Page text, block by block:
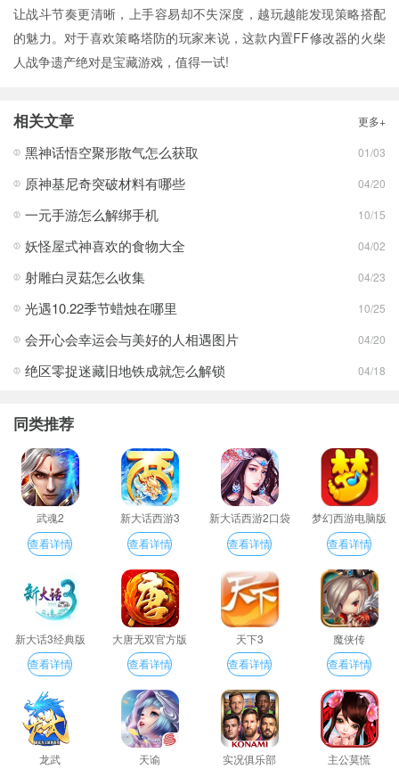
让战斗节奏更清晰，上手容易却不失深度，越玩越能发现策略搭配
的魅力。对于喜欢策略塔防的玩家来说，这款内置FF修改器的火柴
人战争遗产绝对是宝藏游戏，值得一试!
相关文章 更多+
黑神话悟空聚形散气怎么获取 01/03
原神基尼奇突破材料有哪些 04/20
一元手游怎么解绑手机 10/15
妖怪屋式神喜欢的食物大全 04/02
射雕白灵菇怎么收集 04/23
光遇10.22季节蜡烛在哪里 10/25
会开心会幸运会与美好的人相遇图片 04/20
绝区零捉迷藏旧地铁成就怎么解锁 04/18
同类推荐
武魂2
查看详情
新大话西游3
查看详情
新大话西游2口袋
版
查看详情
梦幻西游电脑版
查看详情
新大话3经典版
查看详情
大唐无双官方版
查看详情
天下3
查看详情
魔侠传
查看详情
龙武
天谕
实况俱乐部
主公莫慌